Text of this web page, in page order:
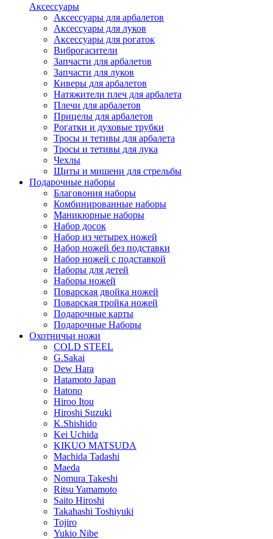
Аксессуары
Аксессуары для арбалетов
Аксессуары для луков
Аксессуары для рогаток
Виброгасители
Запчасти для арбалетов
Запчасти для луков
Киверы для арбалетов
Натяжители плеч для арбалета
Плечи для арбалетов
Прицелы для арбалетов
Рогатки и духовые трубки
Тросы и тетивы для арбалета
Тросы и тетивы для лука
Чехлы
Щиты и мишени для стрельбы
Подарочные наборы
Благовония наборы
Комбинированные наборы
Маникюрные наборы
Набор досок
Набор из четырех ножей
Набор ножей без подставки
Набор ножей с подставкой
Наборы для детей
Наборы ножей
Поварская двойка ножей
Поварская тройка ножей
Подарочные карты
Подарочные Наборы
Охотничьи ножи
COLD STEEL
G.Sakai
Dew Hara
Hatamoto Japan
Hatono
Hiroo Itou
Hiroshi Suzuki
K.Shishido
Kei Uchida
KIKUO MATSUDA
Machida Tadashi
Maeda
Nomura Takeshi
Ritsu Yamamoto
Saito Hiroshi
Takahashi Toshiyuki
Tojiro
Yukio Nibe